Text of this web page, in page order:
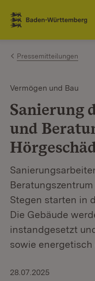
Zum Inhalt
Link zur Startseite
Pressemitteilungen
Vermögen und Bau
Sanierung
und
Stegen starten in
Die Gebäude
instandgesetzt
sowie energetisch
28.07.2025